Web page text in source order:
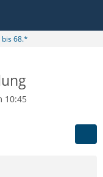
bis 68.*
10:45